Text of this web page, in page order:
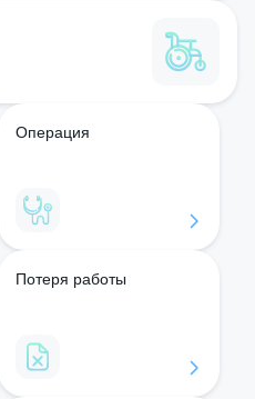
Операция
Потеря работы